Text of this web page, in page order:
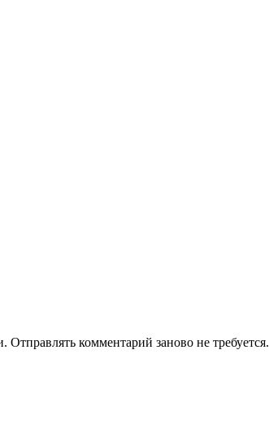
Отправлять комментарий заново не требуется.